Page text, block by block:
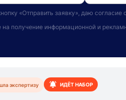
«Отправить заявку», даю согласие
на получение информационной и
экспертизу ИДЁТ НАБОР